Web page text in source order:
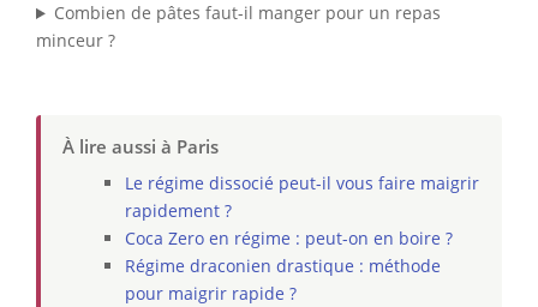
Combien de pâtes faut-il manger pour un repas
minceur ?
À lire aussi à Paris
Le régime dissocié peut-il vous faire maigrir
rapidement ?
Coca Zero en régime : peut-on en boire ?
Régime draconien drastique : méthode
pour maigrir rapide ?